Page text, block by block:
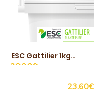
ESC Gattilier 1kg
23.60€